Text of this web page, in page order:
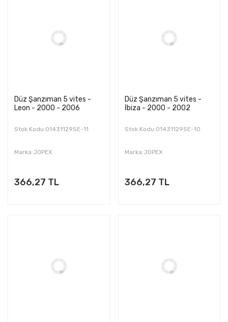
Düz Şanzıman 5 vites -
Leon - 2000 - 2006
Stok Kodu:014311295E-11
Marka:JOPEX
366,27 TL
Düz Şanzıman 5 vites -
İbiza - 2000 - 2002
Stok Kodu:014311295E-10
Marka:JOPEX
366,27 TL